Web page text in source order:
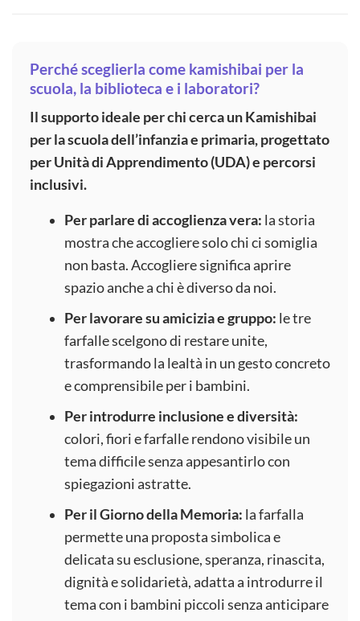
Perché sceglierla come kamishibai per la
scuola, la biblioteca e i laboratori?
Il supporto ideale per chi cerca un Kamishibai
per la scuola dell’infanzia e primaria, progettato
per Unità di Apprendimento (UDA) e percorsi
inclusivi.
Per parlare di accoglienza vera: la storia
mostra che accogliere solo chi ci somiglia
non basta. Accogliere significa aprire
spazio anche a chi è diverso da noi.
Per lavorare su amicizia e gruppo: le tre
farfalle scelgono di restare unite,
trasformando la lealtà in un gesto concreto
e comprensibile per i bambini.
Per introdurre inclusione e diversità:
colori, fiori e farfalle rendono visibile un
tema difficile senza appesantirlo con
spiegazioni astratte.
Per il Giorno della Memoria: la farfalla
permette una proposta simbolica e
delicata su esclusione, speranza, rinascita,
dignità e solidarietà, adatta a introdurre il
tema con i bambini piccoli senza anticipare